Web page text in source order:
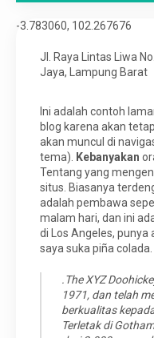
-3.783060, 102.267676
Jl. Raya Lintas Liwa
Jaya, Lampung Barat
Ini adalah contoh
blog karena akan
akan muncul di
tema).
Kebanyakan
Tentang yang
situs. Biasanya
adalah pembawa
malam hari, dan ini
di Los Angeles,
saya suka piña
.The XYZ
1971, dan telah
berkualitas
Terletak di